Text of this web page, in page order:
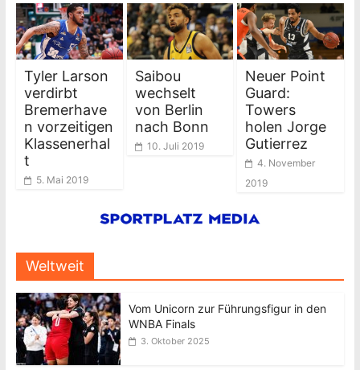
Tyler Larson
verdirbt
Bremerhave
n vorzeitigen
Klassenerhal
t
5. Mai 2019
Saibou
wechselt
von Berlin
nach Bonn
10. Juli 2019
Neuer Point
Guard:
Towers
holen Jorge
Gutierrez
4. November
2019
Weltweit
Vom Unicorn zur Führungsfigur in den
WNBA Finals
3. Oktober 2025